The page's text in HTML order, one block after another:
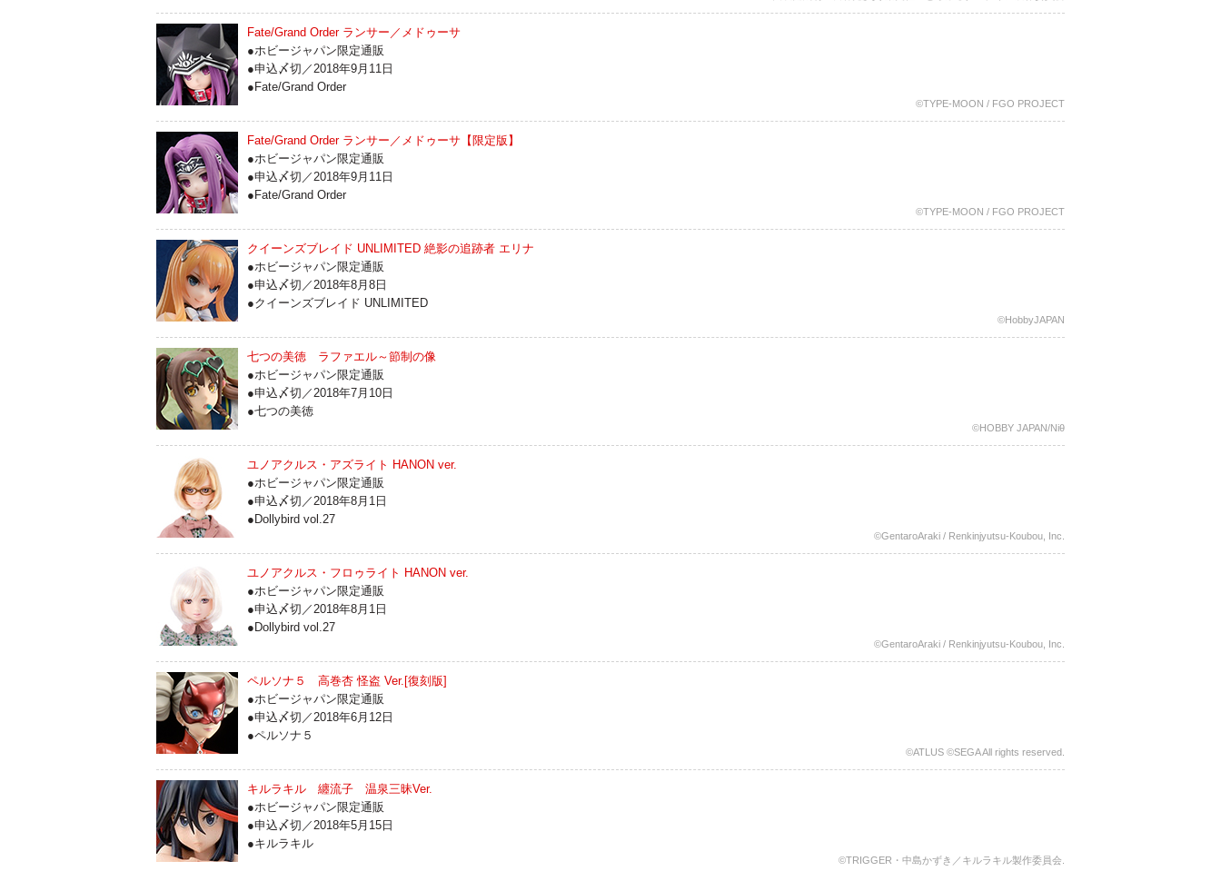
Fate/Grand Order ランサー／メドゥーサ
●ホビージャパン限定通販
●申込〆切／2018年9月11日
●Fate/Grand Order
©TYPE-MOON / FGO PROJECT
Fate/Grand Order ランサー／メドゥーサ【限定版】
●ホビージャパン限定通販
●申込〆切／2018年9月11日
●Fate/Grand Order
©TYPE-MOON / FGO PROJECT
クイーンズブレイド UNLIMITED 絶影の追跡者 エリナ
●ホビージャパン限定通販
●申込〆切／2018年8月8日
●クイーンズブレイド UNLIMITED
©HobbyJAPAN
七つの美徳 ラファエル～節制の像
●ホビージャパン限定通販
●申込〆切／2018年7月10日
●七つの美徳
©HOBBY JAPAN/Niθ
ユノアクルス・アズライト HANON ver.
●ホビージャパン限定通販
●申込〆切／2018年8月1日
●Dollybird vol.27
©GentaroAraki / Renkinjyutsu-Koubou, Inc.
ユノアクルス・フロゥライト HANON ver.
●ホビージャパン限定通販
●申込〆切／2018年8月1日
●Dollybird vol.27
©GentaroAraki / Renkinjyutsu-Koubou, Inc.
ペルソナ５ 高巻杏 怪盗 Ver.[復刻版]
●ホビージャパン限定通販
●申込〆切／2018年6月12日
●ペルソナ５
©ATLUS ©SEGA All rights reserved.
キルラキル 纏流子 温泉三昧Ver.
●ホビージャパン限定通販
●申込〆切／2018年5月15日
●キルラキル
©TRIGGER・中島かずき／キルラキル製作委員会.